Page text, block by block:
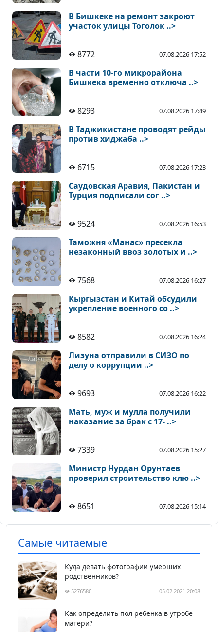
В Бишкеке на ремонт закроют
участок улицы Тоголок ..>
8772 07.08.2026 17:52
В части 10-го микрорайона
Бишкека временно отключа ..>
8293 07.08.2026 17:49
В Таджикистане проводят рейды
против хиджаба ..>
6715 07.08.2026 17:23
Саудовская Аравия, Пакистан и
Турция подписали сог ..>
9524 07.08.2026 16:53
Таможня «Манас» пресекла
незаконный ввоз золотых и ..>
7568 07.08.2026 16:27
Кыргызстан и Китай обсудили
укрепление военного со ..>
8582 07.08.2026 16:24
Лизуна отправили в СИЗО по
делу о коррупции ..>
9693 07.08.2026 16:22
Мать, муж и мулла получили
наказание за брак с 17- ..>
7339 07.08.2026 15:27
Министр Нурдан Орунтаев
проверил строительство клю ..>
8651 07.08.2026 15:14
Самые читаемые
Куда девать фотографии умерших
родственников?
5276580 05.02.2021 20:08
Как определить пол ребенка в утробе
матери?